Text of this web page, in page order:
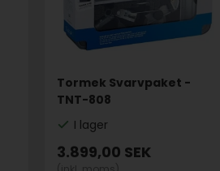
Tormek Svarvpaket -
TNT-808
I lager
3.899,00 SEK